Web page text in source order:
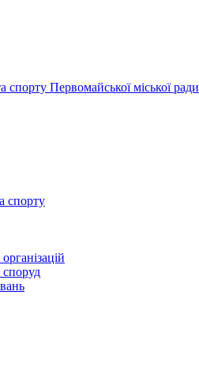
спорту Первомайської міської ради
спорту